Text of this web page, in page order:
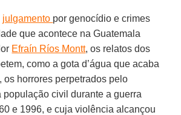
julgamento por genocídio e crimes
que acontece na Guatemala
Efraín Ríos Montt, os relatos dos
como a gota d’água que acaba
os horrores perpetrados pelo
população civil durante a guerra
e 1996, e cuja violência alcançou